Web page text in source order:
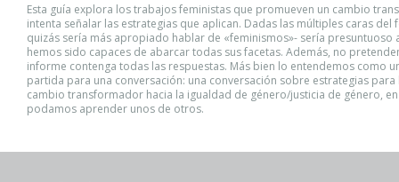
Esta guía explora los trabajos feministas que promueven un cambio
intenta señalar las estrategias que aplican. Dadas las múltiples caras del
quizás sería más apropiado hablar de «feminismos»- sería presuntuoso
hemos sido capaces de abarcar todas sus facetas. Además, no
informe contenga todas las respuestas. Más bien lo entendemos como
partida para una conversación: una conversación sobre estrategias
cambio transformador hacia la igualdad de género/justicia de género,
podamos aprender unos de otros.